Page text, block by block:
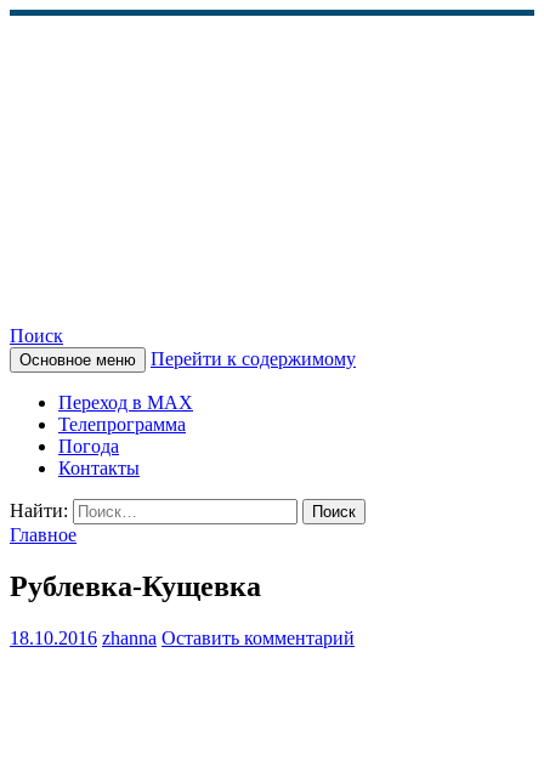
КАМЧАТСКОЕ
ИНФОРМАЦИОННОЕ
АГЕНТСТВО (КИА
«ВЕСТИ»)
Поиск
Основное меню Перейти к содержимому
Переход в MAX
Телепрограмма
Погода
Контакты
Найти:
Главное
Рублевка-Кущевка
18.10.2016 zhanna Оставить комментарий